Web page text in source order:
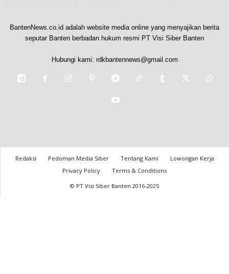
BantenNews.co.id adalah website media online yang menyajikan berita
seputar Banten berbadan hukum resmi PT Visi Siber Banten
Hubungi kami: rdkbantennews@gmail.com
Redaksi Pedoman Media Siber Tentang Kami
Lowongan Kerja
Privacy Policy
Terms & Conditions
© PT Visi Siber Banten 2016-2025